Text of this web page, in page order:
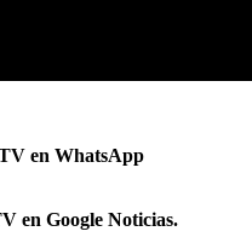
en WhatsApp
en Google Noticias.